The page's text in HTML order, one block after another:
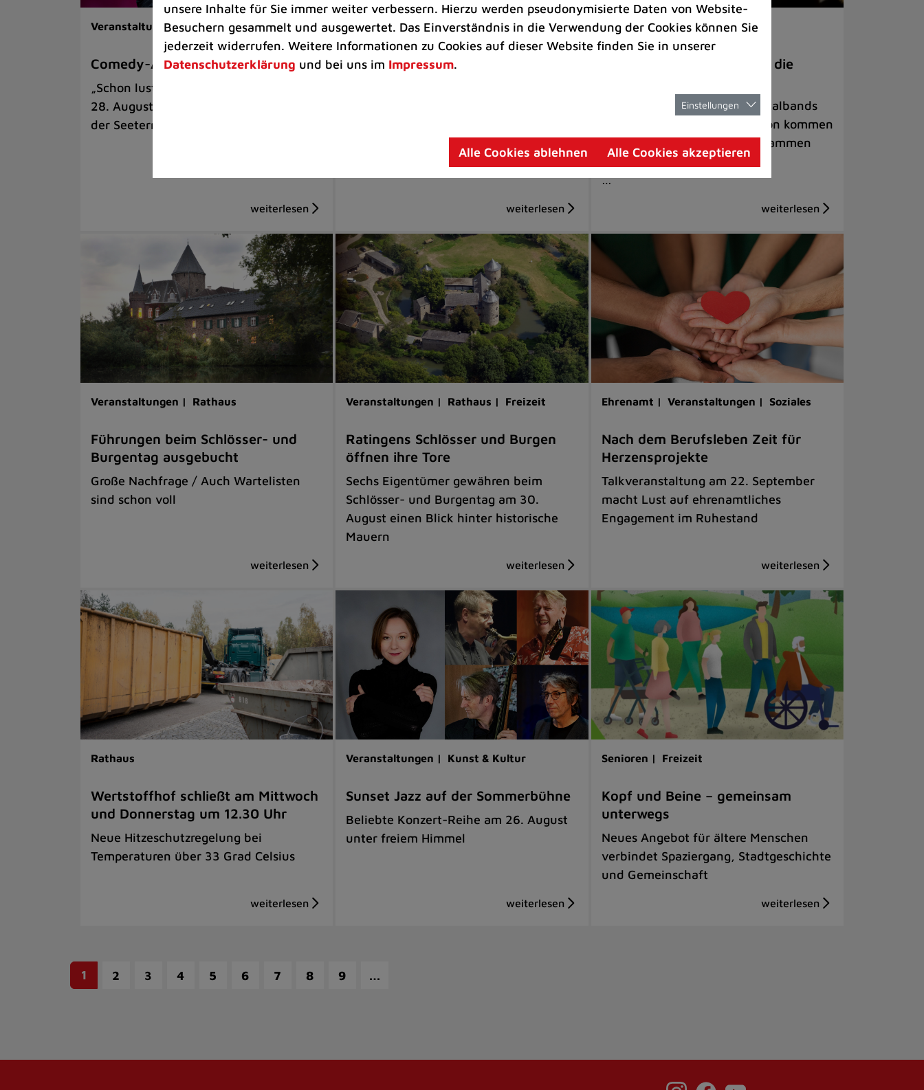
Veranstaltungen | Kunst & Kultur
Comedy-Abend mit Benni Stark
„Schon lustig, wenn’s witzig ist!“ am
28. August auf der Sommerbühne an
der Seeterrasse
Veranstaltungen
Kultkicker Ansgar Brinkmann
Veranstaltungen
„Manege Madness“ bringt die
Internationale Rock- und Metalbands
und starke Acts aus der Region kommen
am 17. Oktober in Lintorf zusammen
…
Veranstaltungen | Rathaus
Führungen beim Schlösser- und
Burgentag ausgebucht
Große Nachfrage / Auch Wartelisten
sind schon voll
Veranstaltungen | Rathaus | Freizeit
Ratingens Schlösser und Burgen
öffnen ihre Tore
Sechs Eigentümer gewähren beim
Schlösser- und Burgentag am 30.
August einen Blick hinter historische
Mauern
Ehrenamt | Veranstaltungen | Soziales
Nach dem Berufsleben Zeit für
Herzensprojekte
Talkveranstaltung am 22. September
macht Lust auf ehrenamtliches
Engagement im Ruhestand
Rathaus
Wertstoffhof schließt am Mittwoch
und Donnerstag um 12.30 Uhr
Neue Hitzeschutzregelung bei
Temperaturen über 33 Grad Celsius
Veranstaltungen | Kunst & Kultur
Sunset Jazz auf der Sommerbühne
Beliebte Konzert-Reihe am 26. August
unter freiem Himmel
Senioren | Freizeit
Kopf und Beine – gemeinsam
unterwegs
Neues Angebot für ältere Menschen
verbindet Spaziergang, Stadtgeschichte
und Gemeinschaft
1 2 3 4 5 6 7 8 9 …
unsere Inhalte für Sie immer weiter verbessern. Hierzu werden pseudonymisierte Daten von Website-
Besuchern gesammelt und ausgewertet. Das Einverständnis in die Verwendung der Cookies können Sie
jederzeit widerrufen. Weitere Informationen zu Cookies auf dieser Website finden Sie in unserer
Datenschutzerklärung und bei uns im Impressum.
Einstellungen
Alle Cookies ablehnen Alle Cookies akzeptieren